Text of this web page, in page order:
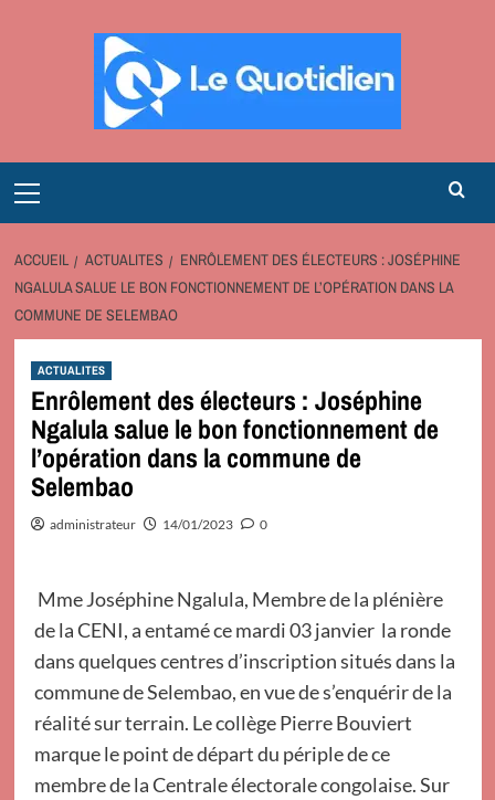
Menu
ACCUEIL ACTUALITES
ENRÔLEMENT DES ÉLECTEURS : JOSÉPHINE
NGALULA SALUE LE BON FONCTIONNEMENT DE L’OPÉRATION DANS LA
COMMUNE DE SELEMBAO
ACTUALITES
Enrôlement des électeurs : Joséphine
Ngalula salue le bon fonctionnement de
l’opération dans la commune de
Selembao
administrateur 14/01/2023 0
Mme Joséphine Ngalula, Membre de la plénière
de la CENI, a entamé ce mardi 03 janvier la ronde
dans quelques centres d’inscription situés dans la
commune de Selembao, en vue de s’enquérir de la
réalité sur terrain. Le collège Pierre Bouviert
marque le point de départ du périple de ce
membre de la Centrale électorale congolaise. Sur